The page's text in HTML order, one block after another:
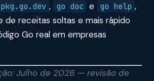
pkg.go.dev , go doc e go help ,
de receitas soltas e mais rápido
Go real em empresas
Julho de 2026 — revisão de